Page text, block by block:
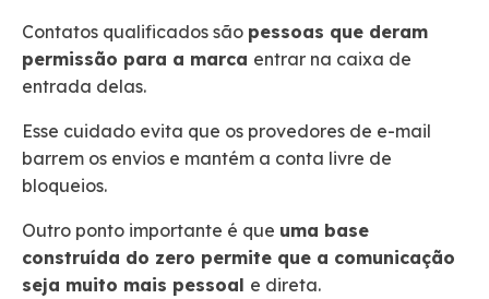
Contatos qualificados são pessoas que deram
permissão para a marca entrar na caixa de
entrada delas.
Esse cuidado evita que os provedores de e-mail
barrem os envios e mantém a conta livre de
bloqueios.
Outro ponto importante é que uma base
construída do zero permite que a comunicação
seja muito mais pessoal e direta.